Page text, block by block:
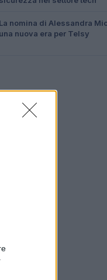
La nomina di Alessandra
una nuova era per Telsy